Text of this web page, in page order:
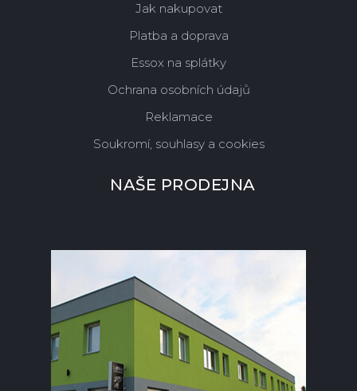
Jak nakupovat
Platba a doprava
Essox na splátky
Ochrana osobních údajů
Reklamace
Soukromí, souhlasy a cookies
NAŠE PRODEJNA